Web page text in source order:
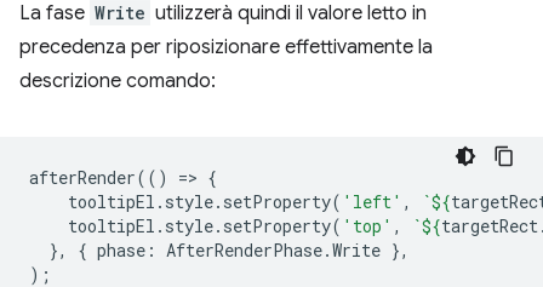
La fase Write utilizzerà quindi il valore letto in
precedenza per riposizionare effettivamente la
descrizione comando:
afterRender(() => {
tooltipEl . style. setProperty( 'left' , `${
tooltipEl . style. setProperty( 'top' , `${targetRect
},
{ phase : AfterRenderPhase.Write },
);